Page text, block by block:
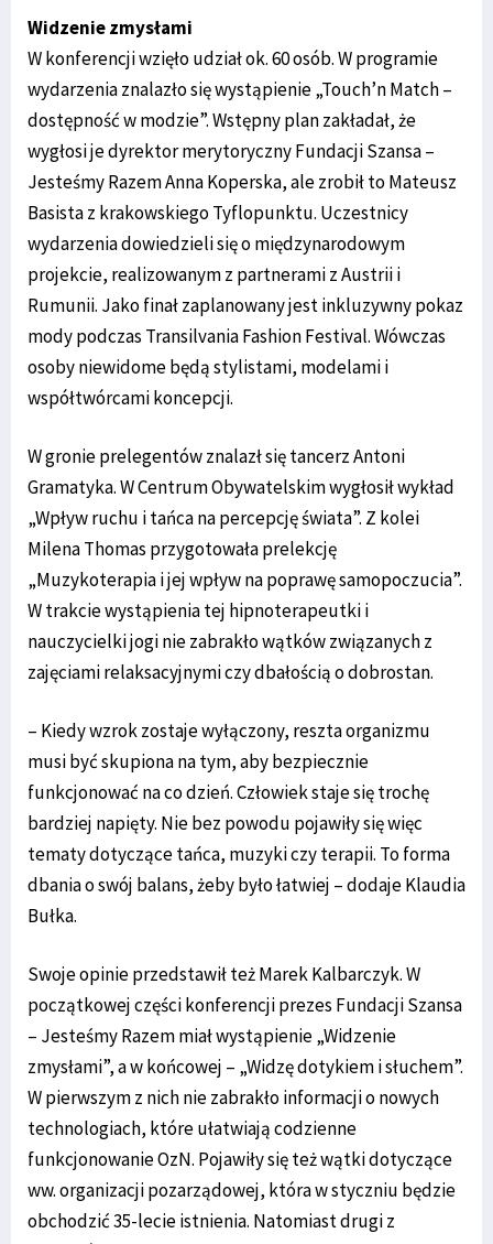
Widzenie zmysłami
W konferencji wzięło udział ok. 60 osób. W programie
wydarzenia znalazło się wystąpienie „Touch’n Match –
dostępność w modzie”. Wstępny plan zakładał, że
wygłosi je dyrektor merytoryczny Fundacji Szansa –
Jesteśmy Razem Anna Koperska, ale zrobił to Mateusz
Basista z krakowskiego Tyflopunktu. Uczestnicy
wydarzenia dowiedzieli się o międzynarodowym
projekcie, realizowanym z partnerami z Austrii i
Rumunii. Jako finał zaplanowany jest inkluzywny pokaz
mody podczas Transilvania Fashion Festival. Wówczas
osoby niewidome będą stylistami, modelami i
współtwórcami koncepcji.
W gronie prelegentów znalazł się tancerz Antoni
Gramatyka. W Centrum Obywatelskim wygłosił wykład
„Wpływ ruchu i tańca na percepcję świata”. Z kolei
Milena Thomas przygotowała prelekcję
„Muzykoterapia i jej wpływ na poprawę samopoczucia”.
W trakcie wystąpienia tej hipnoterapeutki i
nauczycielki jogi nie zabrakło wątków związanych z
zajęciami relaksacyjnymi czy dbałością o dobrostan.
– Kiedy wzrok zostaje wyłączony, reszta organizmu
musi być skupiona na tym, aby bezpiecznie
funkcjonować na co dzień. Człowiek staje się trochę
bardziej napięty. Nie bez powodu pojawiły się więc
tematy dotyczące tańca, muzyki czy terapii. To forma
dbania o swój balans, żeby było łatwiej – dodaje Klaudia
Bułka.
Swoje opinie przedstawił też Marek Kalbarczyk. W
początkowej części konferencji prezes Fundacji Szansa
– Jesteśmy Razem miał wystąpienie „Widzenie
zmysłami”, a w końcowej – „Widzę dotykiem i słuchem”.
W pierwszym z nich nie zabrakło informacji o nowych
technologiach, które ułatwiają codzienne
funkcjonowanie OzN. Pojawiły się też wątki dotyczące
ww. organizacji pozarządowej, która w styczniu będzie
obchodzić 35-lecie istnienia. Natomiast drugi z